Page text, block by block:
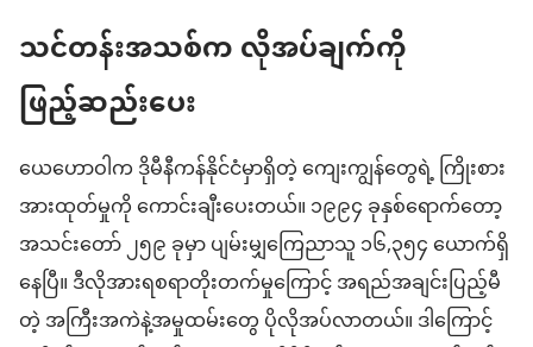
သင်တန်းအသစ်က လိုအပ်ချက်ကို
ဖြည့်ဆည်းပေး
ယေဟောဝါက ဒိုမီနီကန်နိုင်ငံမှာရှိတဲ့ ကျေးကျွန်တွေရဲ့ ကြိုးစား
အားထုတ်မှုကို ကောင်းချီးပေးတယ်။ ၁၉၉၄ ခုနှစ်ရောက်တော့
အသင်းတော် ၂၅၉ ခုမှာ ပျမ်းမျှကြေညာသူ ၁၆,၃၅၄ ယောက်ရှိ
နေပြီ။ ဒီလိုအားရစရာတိုးတက်မှုကြောင့် အရည်အချင်းပြည့်မီ
တဲ့ အကြီးအကဲနဲ့အမှုထမ်းတွေ ပိုလိုအပ်လာတယ်။ ဒါကြောင့်